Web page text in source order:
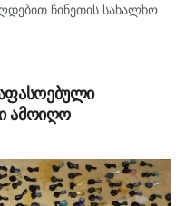
ჩინეთის სახალხო
უწყების ცნობით,
ერთ-ერთი
ამოიღო